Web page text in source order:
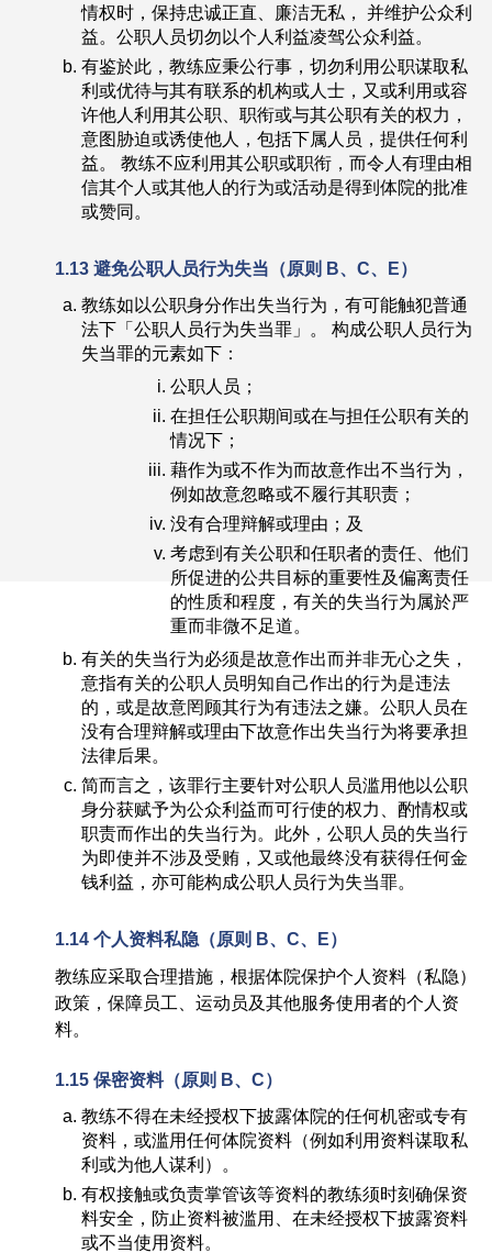
情权时，保持忠诚正直、廉洁无私， 并维护公众利
益。公职人员切勿以个人利益凌驾公众利益。
有鉴於此，教练应秉公行事，切勿利用公职谋取私
利或优待与其有联系的机构或人士，又或利用或容
许他人利用其公职、职衔或与其公职有关的权力，
意图胁迫或诱使他人，包括下属人员，提供任何利
益。 教练不应利用其公职或职衔，而令人有理由相
信其个人或其他人的行为或活动是得到体院的批准
或赞同。
1.13 避免公职人员行为失当 （原则 B、 C、 E）
教练如以公职身分作出失当行为，有可能触犯普通
法下「公职人员行为失当罪」。 构成公职人员行为
失当罪的元素如下：
公职人员；
在担任公职期间或在与担任公职有关的
情况下；
藉作为或不作为而故意作出不当行为，
例如故意忽略或不履行其职责；
没有合理辩解或理由；及
考虑到有关公职和任职者的责任、他们
所促进的公共目标的重要性及偏离责任
的性质和程度，有关的失当行为属於严
重而非微不足道。
有关的失当行为必须是故意作出而并非无心之失，
意指有关的公职人员明知自己作出的行为是违法
的，或是故意罔顾其行为有违法之嫌。公职人员在
没有合理辩解或理由下故意作出失当行为将要承担
法律后果。
简而言之，该罪行主要针对公职人员滥用他以公职
身分获赋予为公众利益而可行使的权力、酌情权或
职责而作出的失当行为。此外，公职人员的失当行
为即使并不涉及受贿，又或他最终没有获得任何金
钱利益，亦可能构成公职人员行为失当罪。
1.14 个人资料私隐 （原则 B、 C、 E）
教练应采取合理措施，根据体院保护个人资料（私隐）
政策，保障员工、运动员及其他服务使用者的个人资
料。
1.15 保密资料（原则 B、 C）
教练不得在未经授权下披露体院的任何机密或专有
资料，或滥用任何体院资料（例如利用资料谋取私
利或为他人谋利）。
有权接触或负责掌管该等资料的教练须时刻确保资
料安全，防止资料被滥用、在未经授权下披露资料
或不当使用资料。